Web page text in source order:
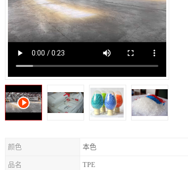
颜色 本色
品名 TPE